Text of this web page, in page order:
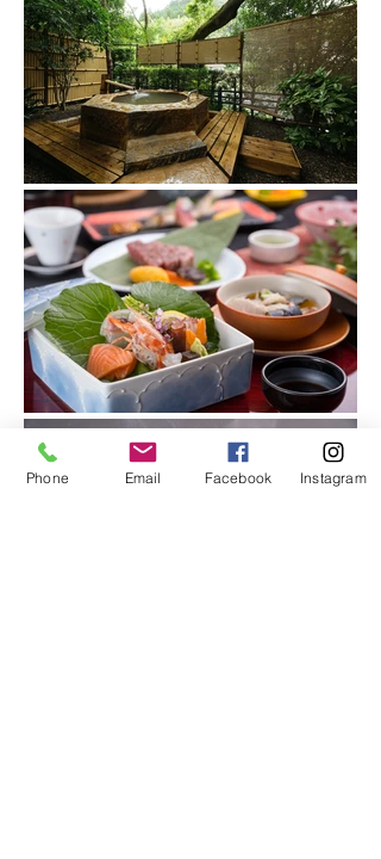
Phone Email Facebook Instagram